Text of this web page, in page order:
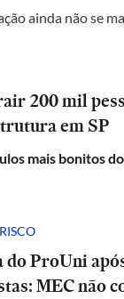
ainda não se
200 mil
em SP
mais bonitos
ProUni
MEC não